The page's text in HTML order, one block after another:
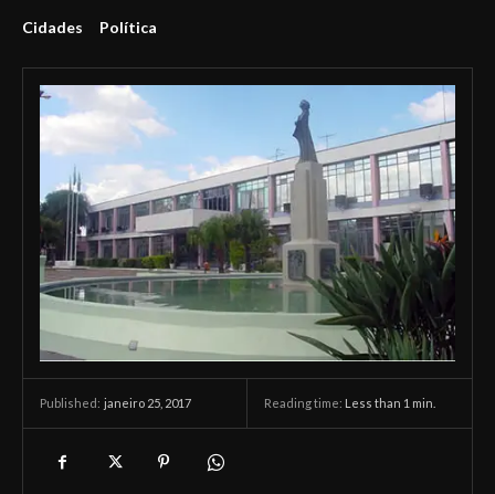
Cidades Política
Published: janeiro 25, 2017 Reading time: Less than 1 min.